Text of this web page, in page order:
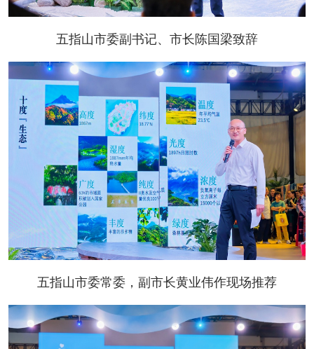
五指山市委副书记、市长陈国梁致辞
五指山市委常委，副市长黄业伟作现场推荐